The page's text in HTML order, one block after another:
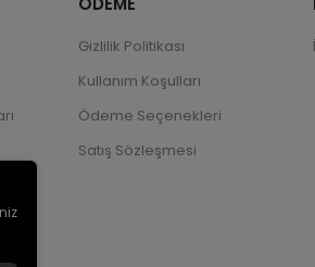
ÖDEME
Gizlilik Politikası
Kullanım Koşulları
Ödeme Seçenekleri
Satış Sözleşmesi